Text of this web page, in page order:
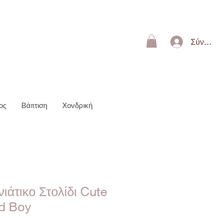
Βάπτιση Χονδρική
Στολίδι Cute
Boy